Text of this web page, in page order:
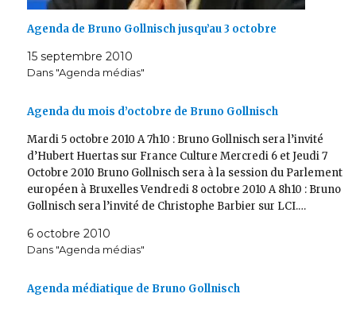
Agenda de Bruno Gollnisch jusqu’au 3 octobre
15 septembre 2010
Dans "Agenda médias"
Agenda du mois d’octobre de Bruno Gollnisch
Mardi 5 octobre 2010 A 7h10 : Bruno Gollnisch sera l’invité
d’Hubert Huertas sur France Culture Mercredi 6 et Jeudi 7
Octobre 2010 Bruno Gollnisch sera à la session du Parlement
européen à Bruxelles Vendredi 8 octobre 2010 A 8h10 : Bruno
Gollnisch sera l’invité de Christophe Barbier sur LCI.…
6 octobre 2010
Dans "Agenda médias"
Agenda médiatique de Bruno Gollnisch